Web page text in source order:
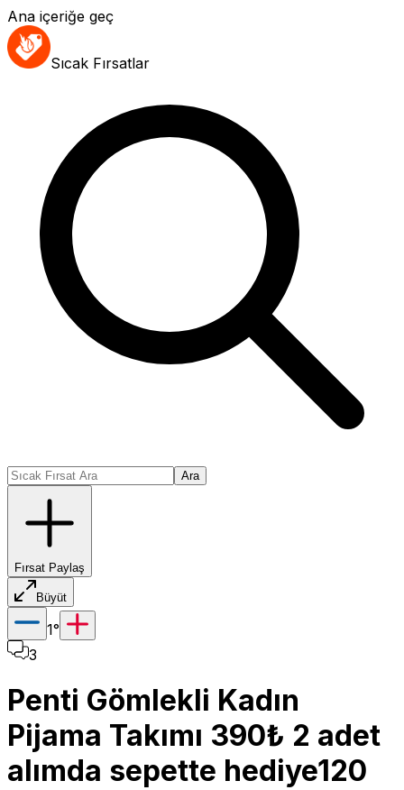
Ana içeriğe geç
Sıcak Fırsatlar
Ara
Fırsat Paylaş
Büyüt
1°
3
Penti Gömlekli Kadın
Pijama Takımı 390₺ 2 adet
alımda sepette hediye120